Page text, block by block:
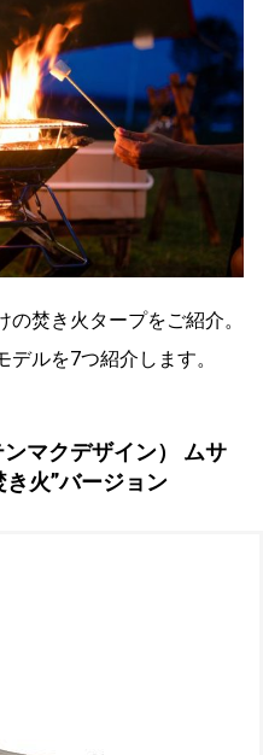
焚き火タープをご紹介。
ルを7つ紹介します。
マクデザイン） ムサ
火”バージョン